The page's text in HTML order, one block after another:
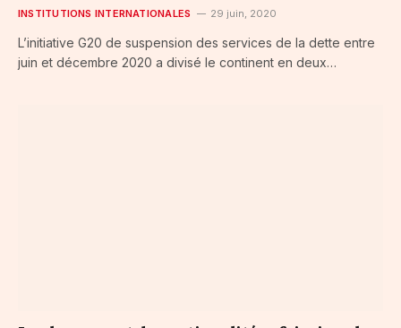
INSTITUTIONS INTERNATIONALES 29 juin, 2020
L’initiative G20 de suspension des services de la dette entre
juin et décembre 2020 a divisé le continent en deux…